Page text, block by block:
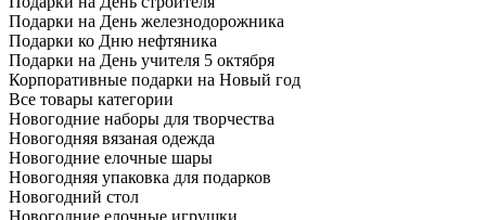
Подарки на День железнодорожника
Подарки ко Дню нефтяника
Подарки на День учителя 5 октября
Корпоративные подарки на Новый год
Все товары категории
Новогодние наборы для творчества
Новогодняя вязаная одежда
Новогодние елочные шары
Новогодняя упаковка для подарков
Новогодний стол
Новогодние елочные игрушки